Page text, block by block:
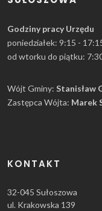
Godziny pracy Urzędu
poniedziałek: 9:15 -
od wtorku do piątku:
Wójt Gminy: Stanisław
Zastępca Wójta: Marek
KONTAKT
32-045 Sułoszowa
ul. Krakowska 139